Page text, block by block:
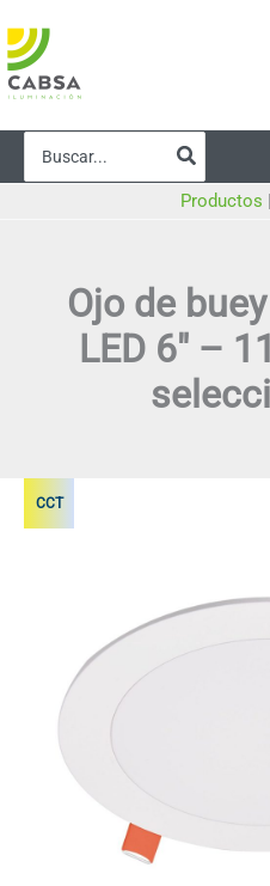
al
contenido
por:
Productos |
Ojo de
LED 6″ –
CCT